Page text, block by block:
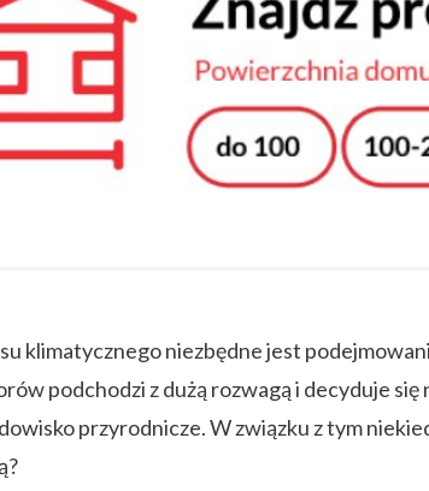
klimatycznego niezbędne jest
podchodzi z dużą rozwagą i decyduje
przyrodnicze. W związku z tym